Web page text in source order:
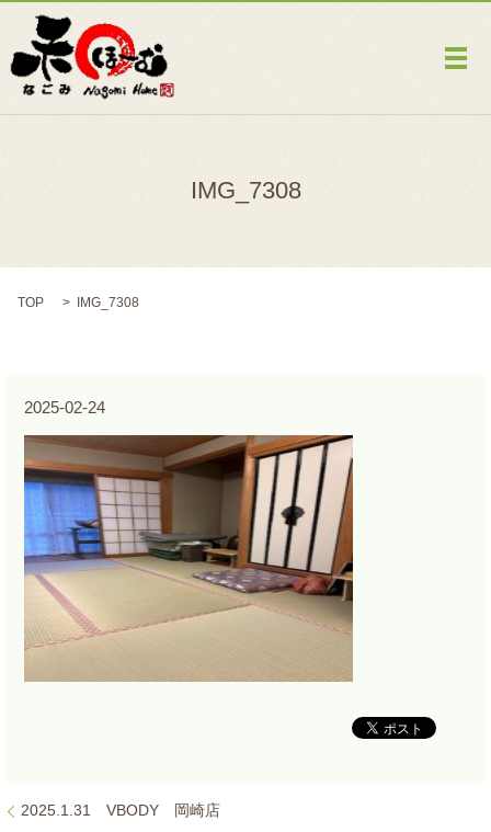
メ
IMG_7308
TOP IMG_7308
2025-02-24
2025.1.31 VBODY 岡崎店